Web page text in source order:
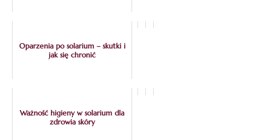
Oparzenia po solarium – skutki i
jak się chronić
Ważność higieny w solarium dla
zdrowia skóry